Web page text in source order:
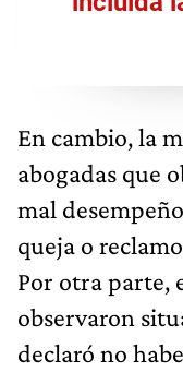
En cambio, la
abogadas que
mal
queja o
Por otra parte,
observaron
declaró no